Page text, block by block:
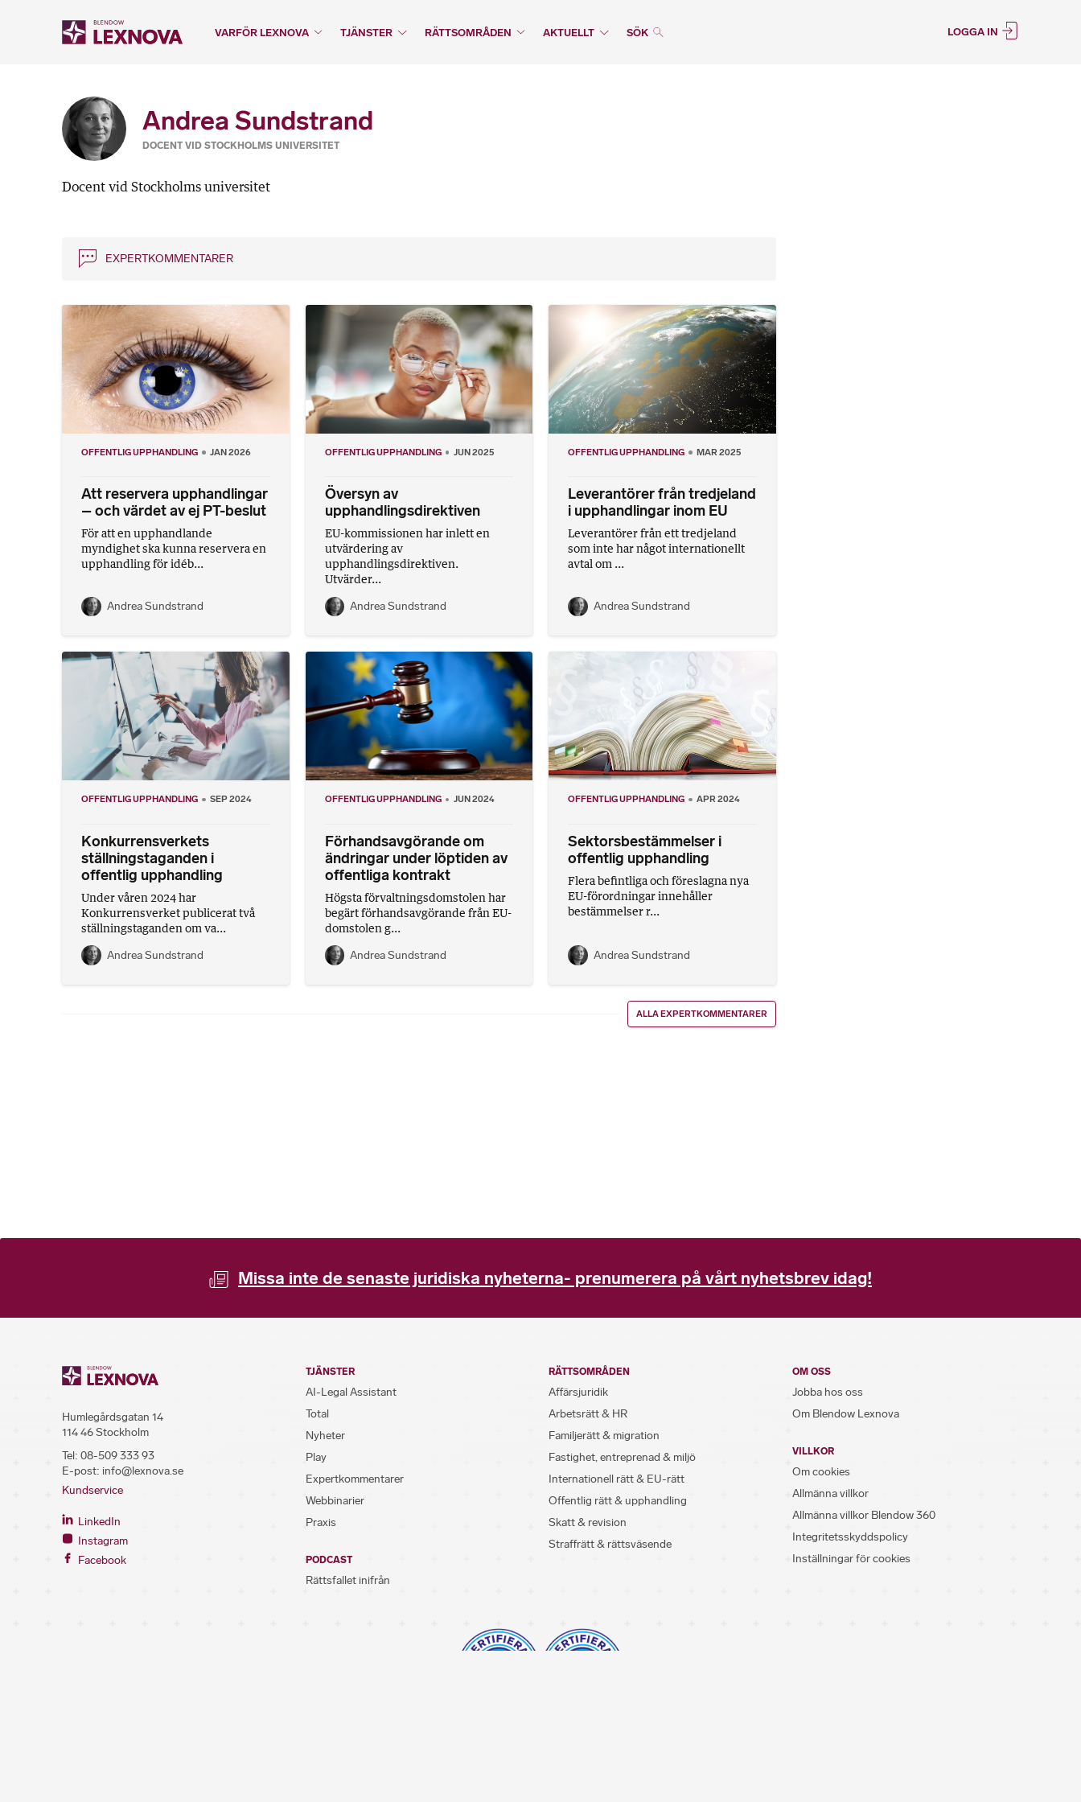
VARFÖR LEXNOVA TJÄNSTER RÄTTSOMRÅDEN AKTUELLT SÖK LOGGA IN
Andrea Sundstrand
DOCENT VID STOCKHOLMS UNIVERSITET
Docent vid Stockholms universitet
EXPERTKOMMENTARER
OFFENTLIG UPPHANDLING JAN 2026
Att reservera upphandlingar
– och värdet av ej PT-beslut
För att en upphandlande
myndighet ska kunna reservera en
upphandling för idéb...
Andrea Sundstrand
OFFENTLIG UPPHANDLING JUN 2025
Översyn av
upphandlingsdirektiven
EU-kommissionen har inlett en
utvärdering av
upphandlingsdirektiven.
Utvärder...
Andrea Sundstrand
OFFENTLIG UPPHANDLING MAR 2025
Leverantörer från tredjeland
i upphandlingar inom EU
Leverantörer från ett tredjeland
som inte har något internationellt
avtal om ...
Andrea Sundstrand
OFFENTLIG UPPHANDLING SEP 2024
Konkurrensverkets
ställningstaganden i
offentlig upphandling
Under våren 2024 har
Konkurrensverket publicerat två
ställningstaganden om va...
Andrea Sundstrand
OFFENTLIG UPPHANDLING JUN 2024
Förhandsavgörande om
ändringar under löptiden av
offentliga kontrakt
Högsta förvaltningsdomstolen har
begärt förhandsavgörande från EU-
domstolen g...
Andrea Sundstrand
OFFENTLIG UPPHANDLING APR 2024
Sektorsbestämmelser i
offentlig upphandling
Flera befintliga och föreslagna nya
EU-förordningar innehåller
bestämmelser r...
Andrea Sundstrand
ALLA EXPERTKOMMENTARER
Missa inte de senaste juridiska nyheterna- prenumerera på vårt nyhetsbrev idag!
Humlegårdsgatan 14
114 46 Stockholm
Tel: 08-509 333 93
E-post: info@lexnova.se
Kundservice
LinkedIn
Instagram
Facebook
TJÄNSTER
AI-Legal Assistant
Total
Nyheter
Play
Expertkommentarer
Webbinarier
Praxis
PODCAST
Rättsfallet inifrån
RÄTTSOMRÅDEN
Affärsjuridik
Arbetsrätt & HR
Familjerätt & migration
Fastighet, entreprenad & miljö
Internationell rätt & EU-rätt
Offentlig rätt & upphandling
Skatt & revision
Straffrätt & rättsväsende
OM OSS
Jobba hos oss
Om Blendow Lexnova
VILLKOR
Om cookies
Allmänna villkor
Allmänna villkor Blendow 360
Integritetsskyddspolicy
Inställningar för cookies